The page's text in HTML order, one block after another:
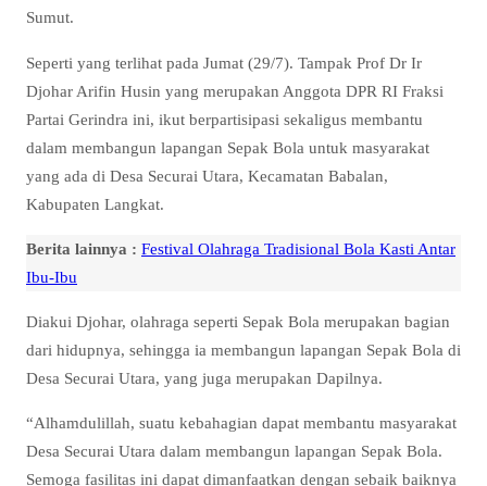
Sumut.
Seperti yang terlihat pada Jumat (29/7). Tampak Prof Dr Ir
Djohar Arifin Husin yang merupakan Anggota DPR RI Fraksi
Partai Gerindra ini, ikut berpartisipasi sekaligus membantu
dalam membangun lapangan Sepak Bola untuk masyarakat
yang ada di Desa Securai Utara, Kecamatan Babalan,
Kabupaten Langkat.
Berita lainnya : Festival Olahraga Tradisional Bola Kasti Antar
Ibu-Ibu
Diakui Djohar, olahraga seperti Sepak Bola merupakan bagian
dari hidupnya, sehingga ia membangun lapangan Sepak Bola di
Desa Securai Utara, yang juga merupakan Dapilnya.
“Alhamdulillah, suatu kebahagian dapat membantu masyarakat
Desa Securai Utara dalam membangun lapangan Sepak Bola.
Semoga fasilitas ini dapat dimanfaatkan dengan sebaik baiknya